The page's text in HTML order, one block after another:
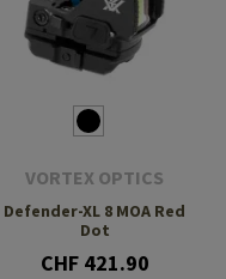
VORTEX OPTICS
Defender-XL 8 MOA Red
Dot
CHF 421.90